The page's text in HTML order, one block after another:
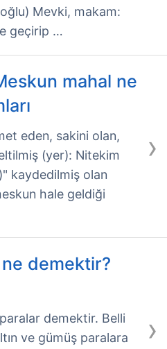
Mevki, makam:
geçirip …
mahal ne
›
eden, sakini olan,
(yer): Nitekim
kaydedilmiş olan
hale geldiği
demektir?
›
demektir. Belli
ve gümüş paralara